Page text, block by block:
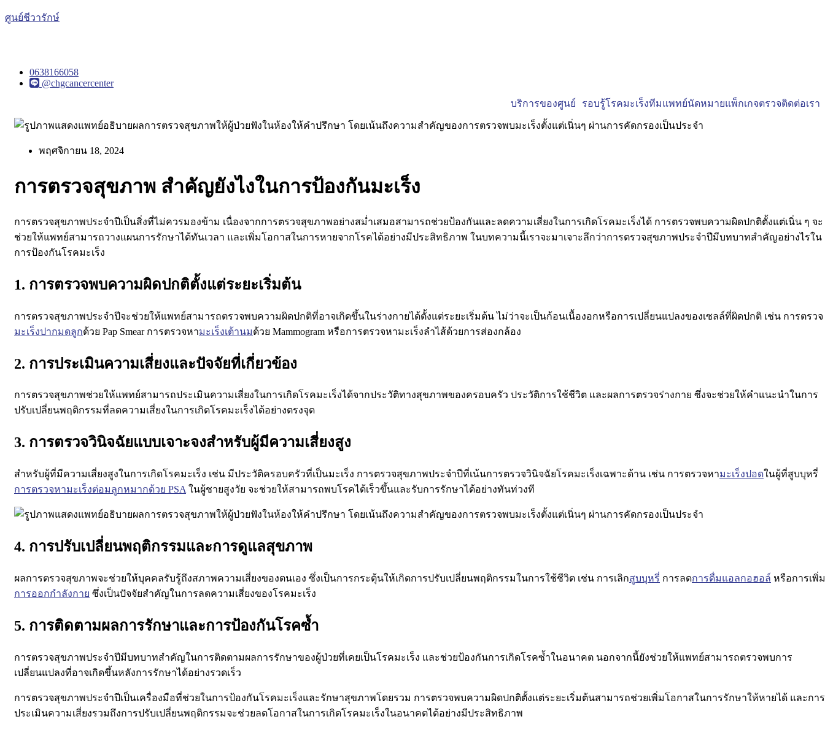
ศูนย์ชีวารักษ์
0638166058
@chgcancercenter
บริการของศูนย์
รอบรู้โรคมะเร็งทีมแพทย์นัดหมายแพ็กเกจตรวจติดต่อเรา
พฤศจิกายน 18, 2024
การตรวจสุขภาพ สำคัญยังไงในการป้องกันมะเร็ง
การตรวจสุขภาพประจำปีเป็นสิ่งที่ไม่ควรมองข้าม เนื่องจากการตรวจสุขภาพอย่างสม่ำเสมอสามารถช่วยป้องกันและลดความเสี่ยงในการเกิดโรคมะเร็งได้ การตรวจพบความผิดปกติตั้งแต่เนิ่น ๆ จะ
ช่วยให้แพทย์สามารถวางแผนการรักษาได้ทันเวลา และเพิ่มโอกาสในการหายจากโรคได้อย่างมีประสิทธิภาพ ในบทความนี้เราจะมาเจาะลึกว่าการตรวจสุขภาพประจำปีมีบทบาทสำคัญอย่างไรใน
การป้องกันโรคมะเร็ง
1. การตรวจพบความผิดปกติตั้งแต่ระยะเริ่มต้น
การตรวจสุขภาพประจำปีจะช่วยให้แพทย์สามารถตรวจพบความผิดปกติที่อาจเกิดขึ้นในร่างกายได้ตั้งแต่ระยะเริ่มต้น ไม่ว่าจะเป็นก้อนเนื้องอกหรือการเปลี่ยนแปลงของเซลล์ที่ผิดปกติ เช่น การตรวจ
มะเร็งปากมดลูกด้วย Pap Smear การตรวจหามะเร็งเต้านมด้วย Mammogram หรือการตรวจหามะเร็งลำไส้ด้วยการส่องกล้อง
2. การประเมินความเสี่ยงและปัจจัยที่เกี่ยวข้อง
การตรวจสุขภาพช่วยให้แพทย์สามารถประเมินความเสี่ยงในการเกิดโรคมะเร็งได้จากประวัติทางสุขภาพของครอบครัว ประวัติการใช้ชีวิต และผลการตรวจร่างกาย ซึ่งจะช่วยให้คำแนะนำในการ
ปรับเปลี่ยนพฤติกรรมที่ลดความเสี่ยงในการเกิดโรคมะเร็งได้อย่างตรงจุด
3. การตรวจวินิจฉัยแบบเจาะจงสำหรับผู้มีความเสี่ยงสูง
สำหรับผู้ที่มีความเสี่ยงสูงในการเกิดโรคมะเร็ง เช่น มีประวัติครอบครัวที่เป็นมะเร็ง การตรวจสุขภาพประจำปีที่เน้นการตรวจวินิจฉัยโรคมะเร็งเฉพาะด้าน เช่น การตรวจหามะเร็งปอดในผู้ที่สูบบุหรี่
การตรวจหามะเร็งต่อมลูกหมากด้วย PSA ในผู้ชายสูงวัย จะช่วยให้สามารถพบโรคได้เร็วขึ้นและรับการรักษาได้อย่างทันท่วงที
4. การปรับเปลี่ยนพฤติกรรมและการดูแลสุขภาพ
ผลการตรวจสุขภาพจะช่วยให้บุคคลรับรู้ถึงสภาพความเสี่ยงของตนเอง ซึ่งเป็นการกระตุ้นให้เกิดการปรับเปลี่ยนพฤติกรรมในการใช้ชีวิต เช่น การเลิกสูบบุหรี่ การลดการดื่มแอลกอฮอล์ หรือการเพิ่ม
การออกกำลังกาย ซึ่งเป็นปัจจัยสำคัญในการลดความเสี่ยงของโรคมะเร็ง
5. การติดตามผลการรักษาและการป้องกันโรคซ้ำ
การตรวจสุขภาพประจำปีมีบทบาทสำคัญในการติดตามผลการรักษาของผู้ป่วยที่เคยเป็นโรคมะเร็ง และช่วยป้องกันการเกิดโรคซ้ำในอนาคต นอกจากนี้ยังช่วยให้แพทย์สามารถตรวจพบการ
เปลี่ยนแปลงที่อาจเกิดขึ้นหลังการรักษาได้อย่างรวดเร็ว
การตรวจสุขภาพประจำปีเป็นเครื่องมือที่ช่วยในการป้องกันโรคมะเร็งและรักษาสุขภาพโดยรวม การตรวจพบความผิดปกติตั้งแต่ระยะเริ่มต้นสามารถช่วยเพิ่มโอกาสในการรักษาให้หายได้ และการ
ประเมินความเสี่ยงรวมถึงการปรับเปลี่ยนพฤติกรรมจะช่วยลดโอกาสในการเกิดโรคมะเร็งในอนาคตได้อย่างมีประสิทธิภาพ